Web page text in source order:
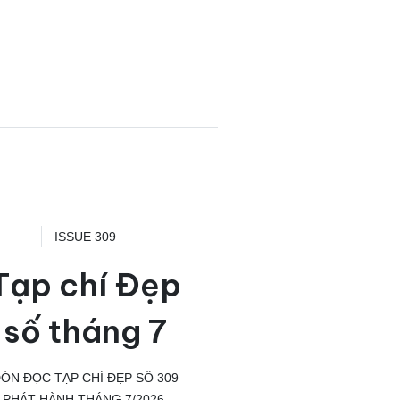
ISSUE 309
chí Đẹp
số tháng 7
ĐỌC TẠP CHÍ ĐẸP SỐ 309